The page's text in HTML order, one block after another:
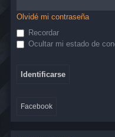
Olvidé mi contraseña
Recordar
Ocultar mi estado de
Facebook